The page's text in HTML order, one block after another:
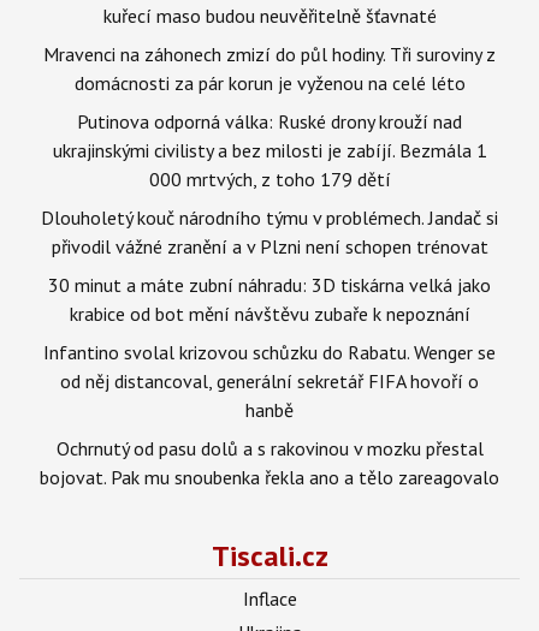
kuřecí maso budou neuvěřitelně šťavnaté
Mravenci na záhonech zmizí do půl hodiny. Tři suroviny z
domácnosti za pár korun je vyženou na celé léto
Putinova odporná válka: Ruské drony krouží nad
ukrajinskými civilisty a bez milosti je zabíjí. Bezmála 1
000 mrtvých, z toho 179 dětí
Dlouholetý kouč národního týmu v problémech. Jandač si
přivodil vážné zranění a v Plzni není schopen trénovat
30 minut a máte zubní náhradu: 3D tiskárna velká jako
krabice od bot mění návštěvu zubaře k nepoznání
Infantino svolal krizovou schůzku do Rabatu. Wenger se
od něj distancoval, generální sekretář FIFA hovoří o
hanbě
Ochrnutý od pasu dolů a s rakovinou v mozku přestal
bojovat. Pak mu snoubenka řekla ano a tělo zareagovalo
Tiscali.cz
Inflace